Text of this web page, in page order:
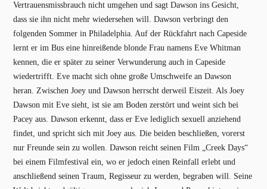
Vertrauensmissbrauch nicht umgehen und sagt Dawson ins Gesicht,
dass sie ihn nicht mehr wiedersehen will. Dawson verbringt den
folgenden Sommer in Philadelphia. Auf der Rückfahrt nach Capeside
lernt er im Bus eine hinreißende blonde Frau namens Eve Whitman
kennen, die er später zu seiner Verwunderung auch in Capeside
wiedertrifft. Eve macht sich ohne große Umschweife an Dawson
heran. Zwischen Joey und Dawson herrscht derweil Eiszeit. Als Joey
Dawson mit Eve sieht, ist sie am Boden zerstört und weint sich bei
Pacey aus. Dawson erkennt, dass er Eve lediglich sexuell anziehend
findet, und spricht sich mit Joey aus. Die beiden beschließen, vorerst
nur Freunde sein zu wollen. Dawson reicht seinen Film „Creek Days“
bei einem Filmfestival ein, wo er jedoch einen Reinfall erlebt und
anschließend seinen Traum, Regisseur zu werden, begraben will. Seine